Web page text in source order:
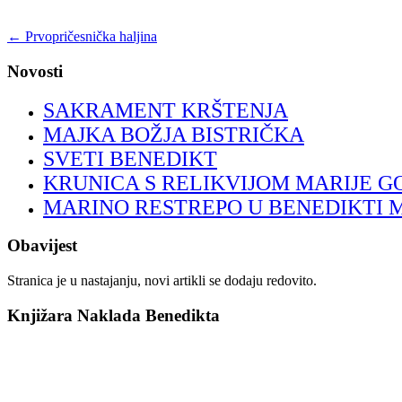
← Prvopričesnička haljina
Novosti
SAKRAMENT KRŠTENJA
MAJKA BOŽJA BISTRIČKA
SVETI BENEDIKT
KRUNICA S RELIKVIJOM MARIJE
MARINO RESTREPO U BENEDIKTI
Obavijest
Stranica je u nastajanju, novi artikli se dodaju redovito.
Knjižara Naklada Benedikta